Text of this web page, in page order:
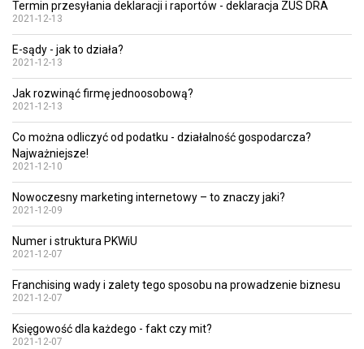
Termin przesyłania deklaracji i raportów - deklaracja ZUS DRA
2021-12-13
E-sądy - jak to działa?
2021-12-13
Jak rozwinąć firmę jednoosobową?
2021-12-13
Co można odliczyć od podatku - działalność gospodarcza?
Najważniejsze!
2021-12-10
Nowoczesny marketing internetowy – to znaczy jaki?
2021-12-09
Numer i struktura PKWiU
2021-12-07
Franchising wady i zalety tego sposobu na prowadzenie biznesu
2021-12-07
Księgowość dla każdego - fakt czy mit?
2021-12-07